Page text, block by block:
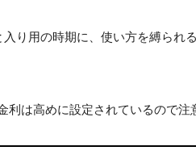
り用の時期に、使い方を縛られ
は高めに設定されているので注